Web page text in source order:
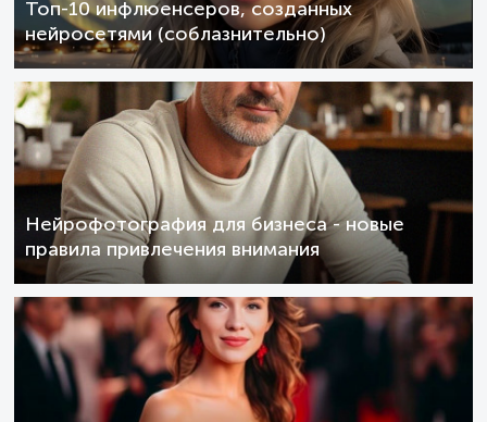
Топ-10 инфлюенсеров, созданных
нейросетями (соблазнительно)
Нейрофотография для бизнеса - новые
правила привлечения внимания